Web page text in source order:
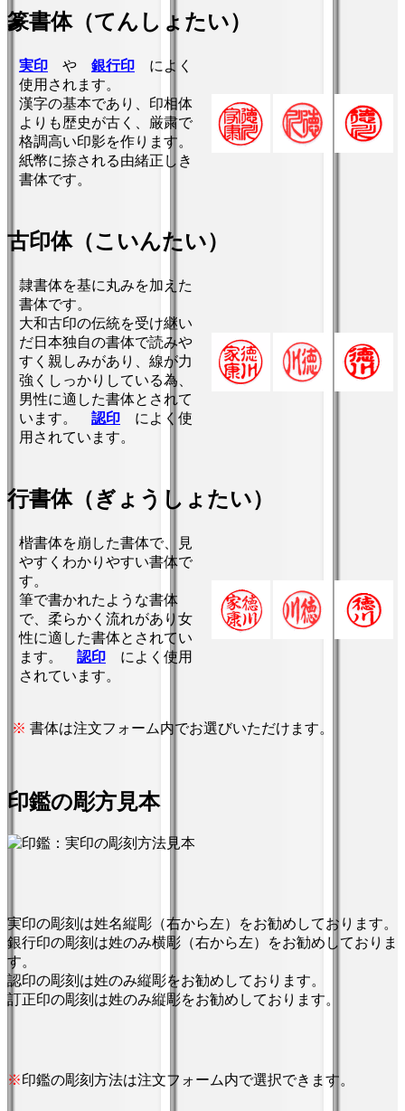
篆書体（てんしょたい）
実印 や 銀行印 によく
使用されます。
漢字の基本であり、印相体
よりも歴史が古く、厳粛で
格調高い印影を作ります。
紙幣に捺される由緒正しき
書体です。
古印体（こいんたい）
隷書体を基に丸みを加えた
書体です。
大和古印の伝統を受け継い
だ日本独自の書体で読みや
すく親しみがあり、線が力
強くしっかりしている為、
男性に適した書体とされて
います。 認印 によく使
用されています。
行書体（ぎょうしょたい）
楷書体を崩した書体で、見
やすくわかりやすい書体で
す。
筆で書かれたような書体
で、柔らかく流れがあり女
性に適した書体とされてい
ます。 認印 によく使用
されています。
※ 書体は注文フォーム内でお選びいただけます。
印鑑の彫方見本
実印の彫刻は姓名縦彫（右から左）
をお勧めしております。
銀行印の彫刻は姓のみ横彫（右から左）
をお勧めしておりま
す。
認印の彫刻は姓のみ縦彫をお勧めしております。
訂正印の彫刻は姓のみ縦彫をお勧めしております。
※印鑑の彫刻方法は注文フォーム内で選択できます。